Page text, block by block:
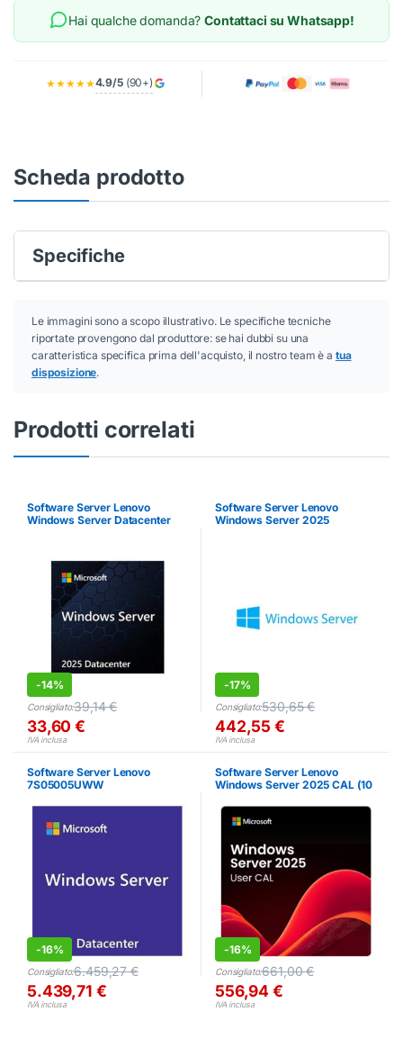
Hai qualche domanda?Contattaci su Whatsapp!
★★★★★4.9/5(90+)
Scheda prodotto
Specifiche
Le immagini sono a scopo illustrativo. Le specifiche tecniche
riportate provengono dal produttore: se hai dubbi su una
caratteristica specifica prima dell'acquisto, il nostro team è a tua
disposizione.
Prodotti correlati
Software Server Lenovo
Windows Server Datacenter
-14%
Consigliato:39,14€
33,60€
IVA inclusa
Software Server Lenovo
Windows Server 2025
-17%
Consigliato:530,65€
442,55€
IVA inclusa
Software Server Lenovo
7S05005UWW
-16%
Consigliato:6.459,27€
5.439,71 €
IVA inclusa
Software Server Lenovo
Windows Server 2025 CAL (10
-16%
Consigliato:661,00€
556,94€
IVA inclusa